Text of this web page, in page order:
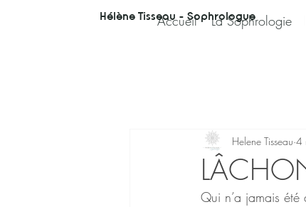
Hélène Tisseau - Sophrologue
Accueil La Sophrologie
Helene Tisseau 4
Qui n’a jamais été